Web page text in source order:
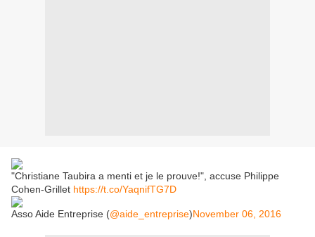
"Christiane Taubira a menti et je le prouve!", accuse Philippe
Cohen-Grillet https://t.co/YaqnifTG7D
Asso Aide Entreprise (@aide_entreprise)November 06, 2016